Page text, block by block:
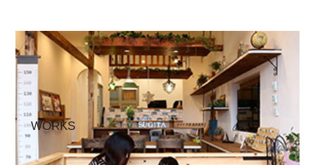
WORKS